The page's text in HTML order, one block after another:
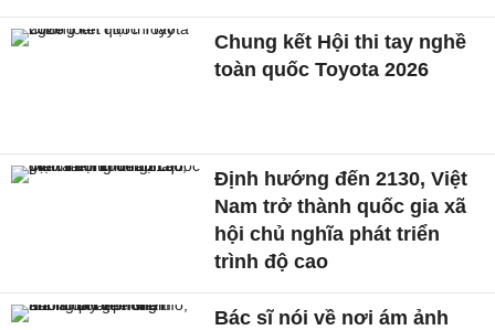
Chung kết Hội thi tay nghề
toàn quốc Toyota 2026
Định hướng đến 2130, Việt
Nam trở thành quốc gia xã
hội chủ nghĩa phát triển
trình độ cao
Bác sĩ nói về nơi ám ảnh